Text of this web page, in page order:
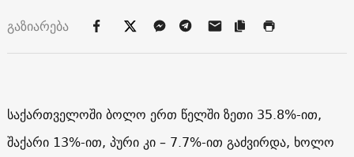
გაზიარება
საქართველოში ბოლო ერთ წელში ზეთი 35.8%-ით,
შაქარი 13%-ით, პური კი – 7.7%-ით გაძვირდა, ხოლო